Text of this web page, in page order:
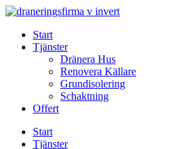
Skip
contentStart
Tjänster
Dränera Hus
Renovera Källare
Grundisolering
Schaktning
Offert
Start
Tjänster